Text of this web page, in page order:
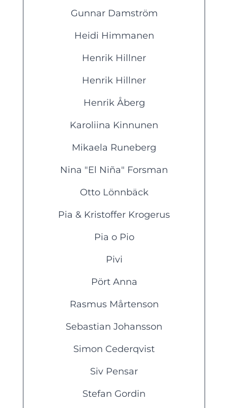
Gunnar Damström
Heidi Himmanen
Henrik Hillner
Henrik Hillner
Henrik Åberg
Karoliina Kinnunen
Mikaela Runeberg
Nina "El Niña" Forsman
Otto Lönnbäck
Pia & Kristoffer Krogerus
Pia o Pio
Pivi
Pört Anna
Rasmus Mårtenson
Sebastian Johansson
Simon Cederqvist
Siv Pensar
Stefan Gordin